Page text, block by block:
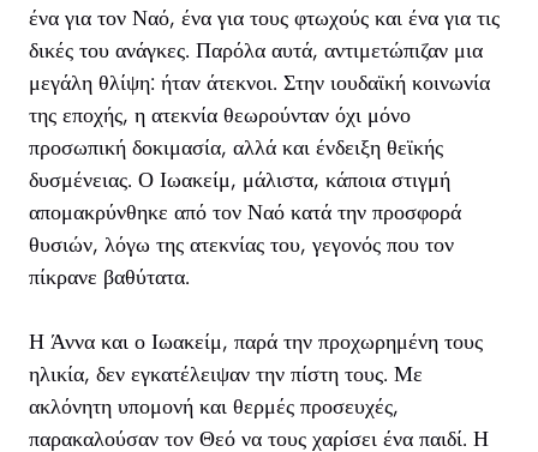
ένα για τον Ναό, ένα για τους φτωχούς και ένα για τις
δικές του ανάγκες. Παρόλα αυτά, αντιμετώπιζαν μια
μεγάλη θλίψη: ήταν άτεκνοι. Στην ιουδαϊκή κοινωνία
της εποχής, η ατεκνία θεωρούνταν όχι μόνο
προσωπική δοκιμασία, αλλά και ένδειξη θεϊκής
δυσμένειας. Ο Ιωακείμ, μάλιστα, κάποια στιγμή
απομακρύνθηκε από τον Ναό κατά την προσφορά
θυσιών, λόγω της ατεκνίας του, γεγονός που τον
πίκρανε βαθύτατα.
Η Άννα και ο Ιωακείμ, παρά την προχωρημένη τους
ηλικία, δεν εγκατέλειψαν την πίστη τους. Με
ακλόνητη υπομονή και θερμές προσευχές,
παρακαλούσαν τον Θεό να τους χαρίσει ένα παιδί. Η